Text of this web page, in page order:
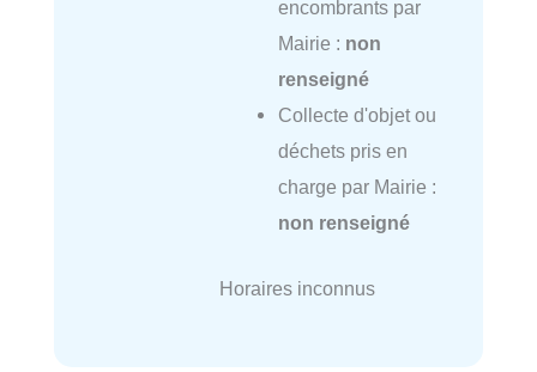
encombrants par
Mairie : non
renseigné
Collecte d'objet ou
déchets pris en
charge par Mairie :
non renseigné
Horaires inconnus